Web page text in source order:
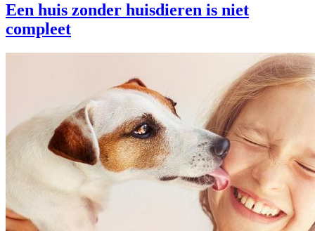
Een huis zonder huisdieren is niet
compleet